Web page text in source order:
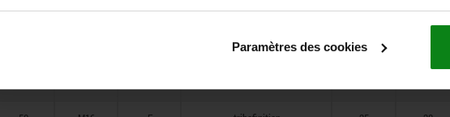
Paramètres des cookies
tribofinition 18